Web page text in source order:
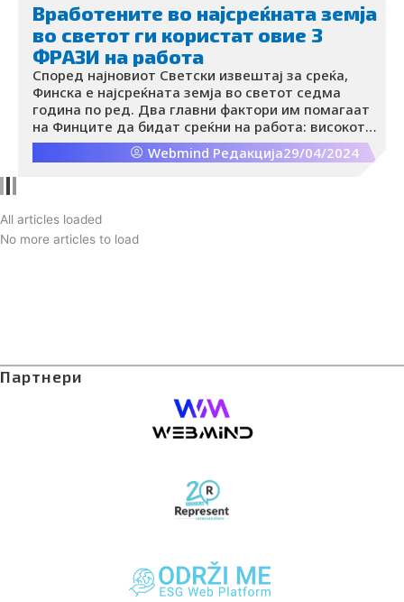
Вработените во најсреќната земја
во светот ги користат овие 3
ФРАЗИ на работа
Според најновиот Светски извештај за среќа,
Финска е најсреќната земја во светот седма
година по ред. Два главни фактори им помагаат
на Финците да бидат среќни на работа: високото
ниво на доверба во институциите и колегите,
како и силниот фокус на рамнотежата помеѓу
Webmind Редакција29/04/2024
All articles loaded
No more articles to load
Партнери